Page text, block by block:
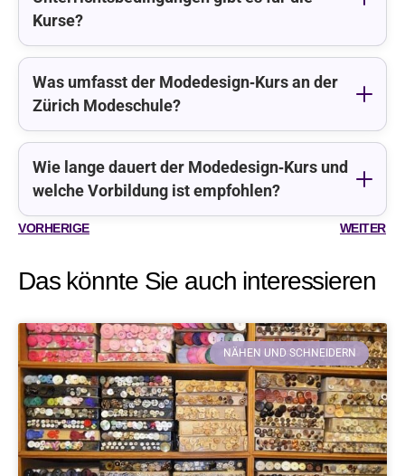
Kurse?
Was umfasst der Modedesign‑Kurs an der
Zürich Modeschule?
Wie lange dauert der Modedesign‑Kurs und
welche Vorbildung ist empfohlen?
VORHERIGE WEITER
Das könnte Sie auch interessieren
NÄHEN UND SCHNEIDERN